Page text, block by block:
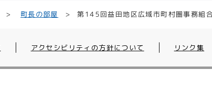
町長の部屋 第145回益田地区広域市町村圏事務組
アクセシビリティの方針について リンク集